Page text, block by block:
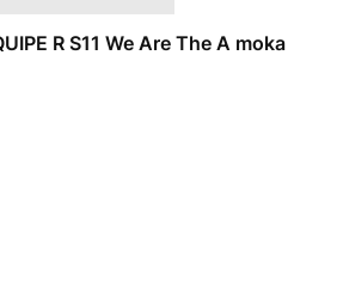
R S11 We Are The A moka